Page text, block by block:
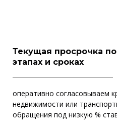
Текущая просрочка
этапах и сроках
оперативно согласовываем
недвижимости или
обращения под низкую %